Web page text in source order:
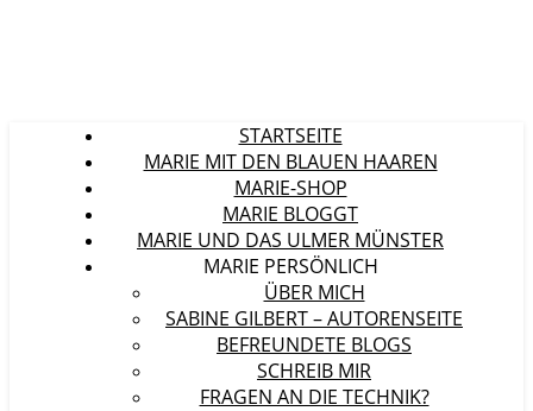
STARTSEITE
MARIE MIT DEN BLAUEN HAAREN
MARIE-SHOP
MARIE BLOGGT
MARIE UND DAS ULMER MÜNSTER
MARIE PERSÖNLICH
ÜBER MICH
SABINE GILBERT – AUTORENSEITE
BEFREUNDETE BLOGS
SCHREIB MIR
FRAGEN AN DIE TECHNIK?